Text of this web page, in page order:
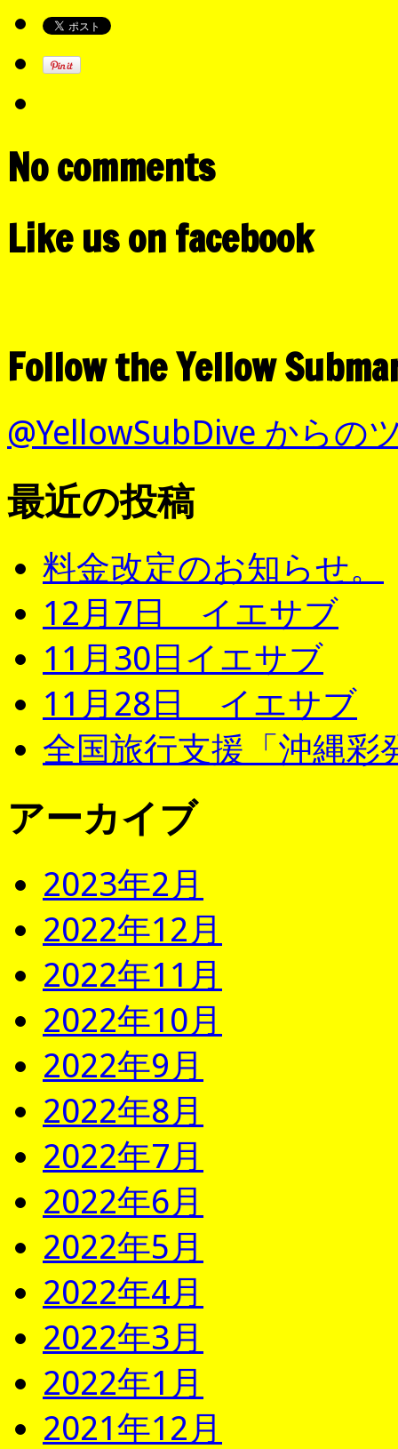
No comments
Like us on facebook
Follow the Yellow
@YellowSubDive からの
最近の投稿
料金改定のお知らせ。
12月7日 イエサブ
11月30日イエサブ
11月28日 イエサブ
全国旅行支援「沖縄
アーカイブ
2023年2月
2022年12月
2022年11月
2022年10月
2022年9月
2022年8月
2022年7月
2022年6月
2022年5月
2022年4月
2022年3月
2022年1月
2021年12月